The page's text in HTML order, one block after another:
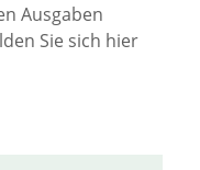
Ausgaben
Sie sich hier